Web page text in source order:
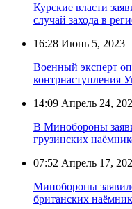
Курские власти
случай захода в
16:28 Июнь 5, 2023
Военный эксперт
контрнаступления
14:09 Апрель 24,
В Минобороны
грузинских
07:52 Апрель 17,
Минобороны
британских